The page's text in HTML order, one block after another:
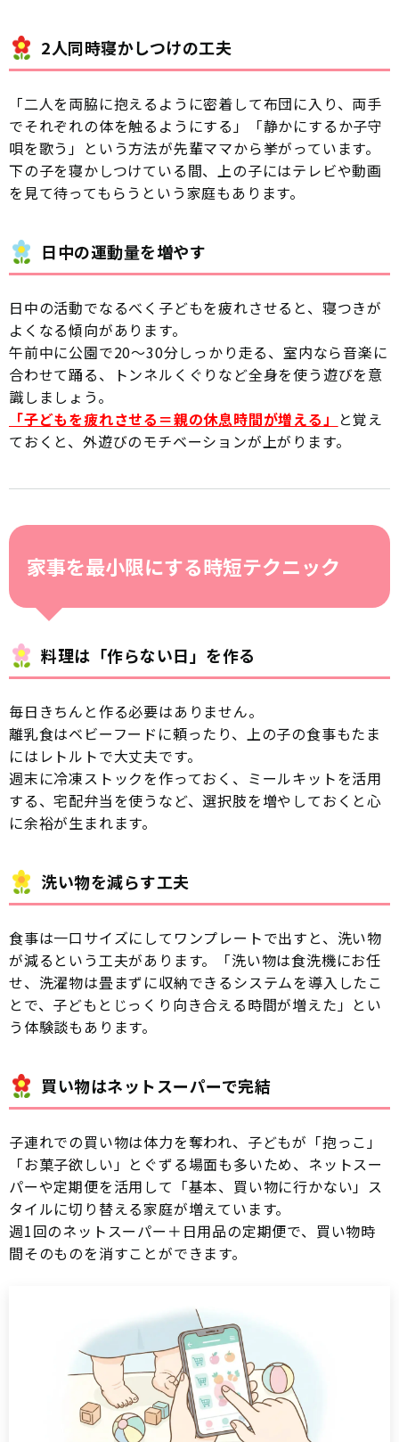
2人同時寝かしつけの工夫
「二人を両脇に抱えるように密着して布団に入り、両手
でそれぞれの体を触るようにする」「静かにするか子守
唄を歌う」という方法が先輩ママから挙がっています。
下の子を寝かしつけている間、上の子にはテレビや動画
を見て待ってもらうという家庭もあります。
日中の運動量を増やす
日中の活動でなるべく子どもを疲れさせると、寝つきが
よくなる傾向があります。
午前中に公園で20〜30分しっかり走る、室内なら音楽に
合わせて踊る、トンネルくぐりなど全身を使う遊びを意
識しましょう。
「子どもを疲れさせる＝親の休息時間が増える」 と覚え
ておくと、外遊びのモチベーションが上がります。
家事を最小限にする時短テクニック
料理は「作らない日」を作る
毎日きちんと作る必要はありません。
離乳食はベビーフードに頼ったり、上の子の食事もたま
にはレトルトで大丈夫です。
週末に冷凍ストックを作っておく、ミールキットを活用
する、宅配弁当を使うなど、選択肢を増やしておくと心
に余裕が生まれます。
洗い物を減らす工夫
食事は一口サイズにしてワンプレートで出すと、洗い物
が減るという工夫があります。「洗い物は食洗機にお任
せ、洗濯物は畳まずに収納できるシステムを導入したこ
とで、子どもとじっくり向き合える時間が増えた」とい
う体験談もあります。
買い物はネットスーパーで完結
子連れでの買い物は体力を奪われ、子どもが「抱っこ」
「お菓子欲しい」とぐずる場面も多いため、ネットスー
パーや定期便を活用して「基本、買い物に行かない」ス
タイルに切り替える家庭が増えています。
週1回のネットスーパー＋日用品の定期便で、買い物時
間そのものを消すことができます。